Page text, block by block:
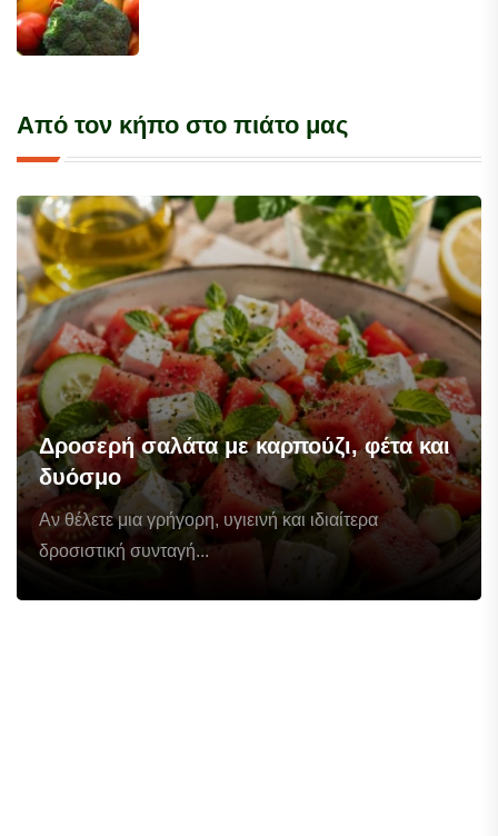
Από τον κήπο στο πιάτο μας
Δροσερή σαλάτα με καρπούζι, φέτα και
δυόσμο
Αν θέλετε μια γρήγορη, υγιεινή και ιδιαίτερα
δροσιστική συνταγή...